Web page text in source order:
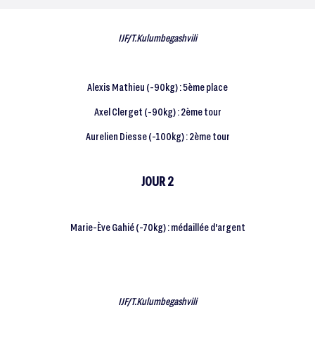
IJF/T.Kulumbegashvili
Alexis Mathieu (-90kg) : 5ème place
Axel Clerget (-90kg) : 2ème tour
Aurelien Diesse (-100kg) : 2ème tour
JOUR 2
Marie-Ève Gahié (-70kg) : médaillée d'argent
IJF/T.Kulumbegashvili